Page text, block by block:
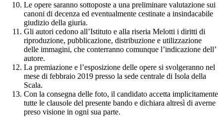
Le opere saranno sottoposte a una preliminare valutazione sui
canoni di decenza ed eventualmente cestinate a insindacabile
giudizio della giuria.
Gli autori cedono all’Istituto e alla riseria Melotti i diritti di
riproduzione, pubblicazione, distribuzione e utilizzazione
delle immagini, che conterranno comunque l’indicazione dell’
autore.
La premiazione e l’esposizione delle opere si svolgeranno nel
mese di febbraio 2019 presso la sede centrale di Isola della
Scala.
Con la consegna delle foto, il candidato accetta implicitamente
tutte le clausole del presente bando e dichiara altresì di averne
preso visione in ogni sua parte.